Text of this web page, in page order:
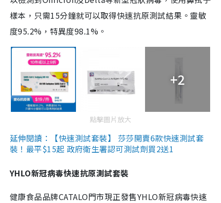
樣本，只需15分鐘就可以取得快速抗原測試結果。靈敏
度95.2%，特異度98.1%。
+2
點擊圖片放大
延伸閱讀：【快速測試套裝】 莎莎開賣6款快速測試套
裝！最平$15起 政府衛生署認可測試劑買2送1
YHLO新冠病毒快速抗原測試套裝
健康食品品牌CATALO門市現正發售YHLO新冠病毒快速